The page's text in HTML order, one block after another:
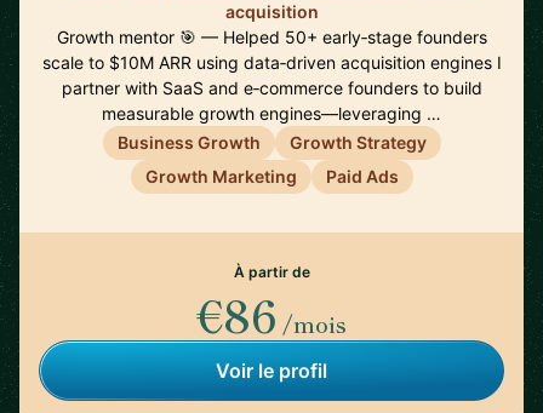
acquisition
Growth mentor 🎯 — Helped 50+ early‑stage founders
scale to $10M ARR using data‑driven acquisition engines I
partner with SaaS and e‑commerce founders to build
measurable growth engines—leveraging …
Business Growth
Growth Strategy
Growth Marketing
Paid Ads
À partir de
€86 /mois
Voir le profil